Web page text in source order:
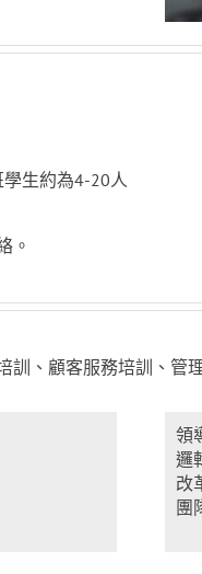
生約為4-20人
。
、顧客服務培訓、管
領
邏
改
團